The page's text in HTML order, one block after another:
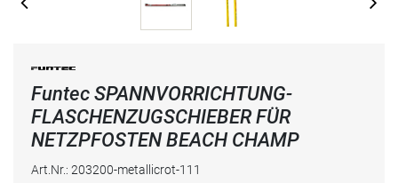
Funtec SPANNVORRICHTUNG-
FLASCHENZUGSCHIEBER FÜR
NETZPFOSTEN BEACH CHAMP
Art.Nr.: 203200-metallicrot-111